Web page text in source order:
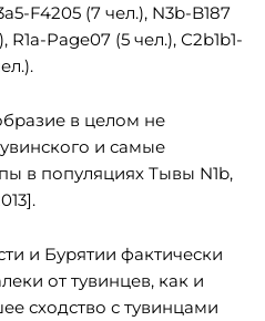
F4205 (7 чел.), N3b-B187
R1a-Page07 (5 чел.), С2b1b1-
в целом не
и самые
в популяциях Тывы N1b,
и Бурятии фактически
от тувинцев, как и
сходство с тувинцами